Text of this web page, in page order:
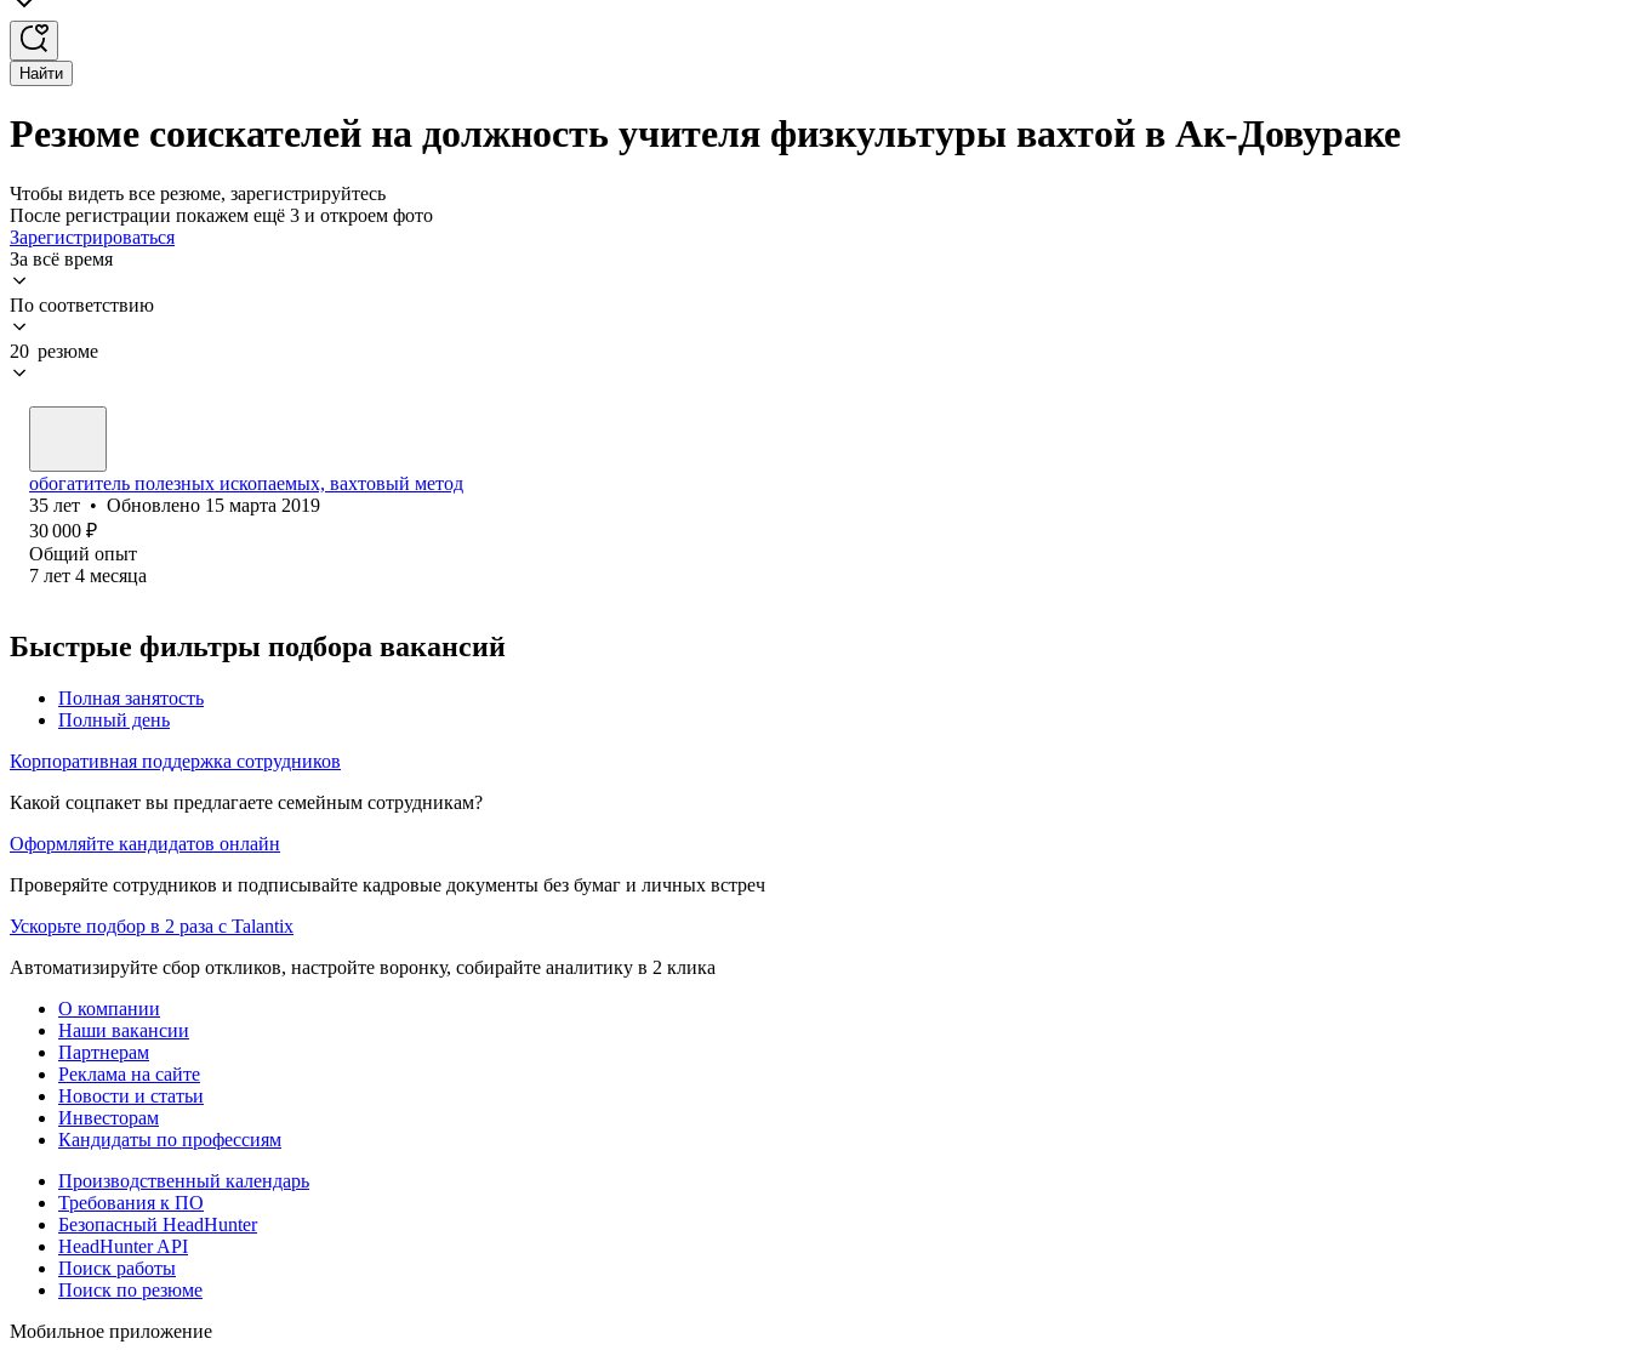
Найти
Резюме соискателей на должность учителя физкультуры вахтой в Ак-Довураке
Чтобы видеть все резюме, зарегистрируйтесь
После регистрации покажем ещё 3 и откроем фото
Зарегистрироваться
За всё время
По соответствию
20 резюме
обогатитель полезных ископаемых, вахтовый метод
35 лет • Обновлено 15 марта 2019
30 000 ₽
Общий опыт
7 лет 4 месяца
Быстрые фильтры подбора вакансий
Полная занятость
Полный день
Корпоративная поддержка сотрудников
Какой соцпакет вы предлагаете семейным сотрудникам?
Оформляйте кандидатов онлайн
Проверяйте сотрудников и подписывайте кадровые документы без бумаг и личных встреч
Ускорьте подбор в 2 раза с Talantix
Автоматизируйте сбор откликов, настройте воронку, собирайте аналитику в 2 клика
О компании
Наши вакансии
Партнерам
Реклама на сайте
Новости и статьи
Инвесторам
Кандидаты по профессиям
Производственный календарь
Требования к ПО
Безопасный HeadHunter
HeadHunter API
Поиск работы
Поиск по резюме
Мобильное приложение